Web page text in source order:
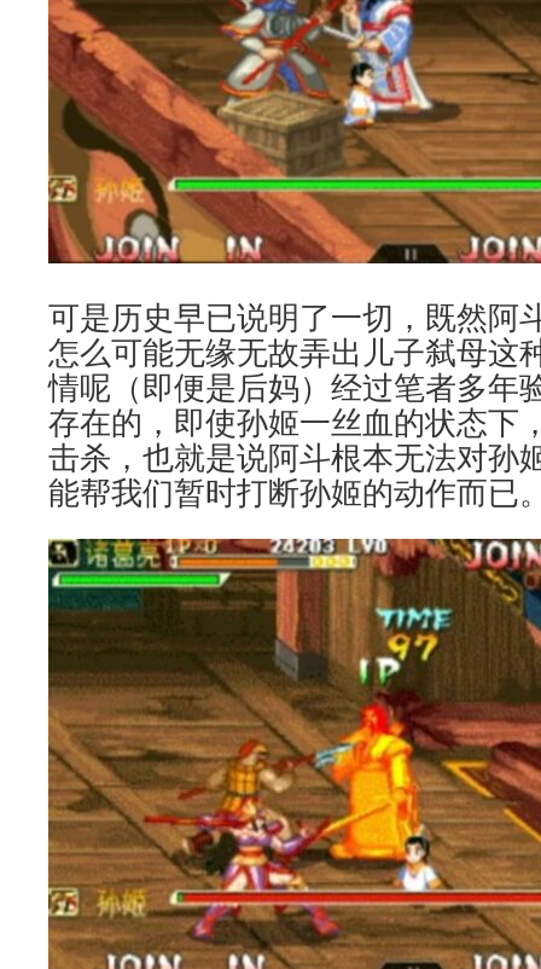
可是历史早已说明了一切，既然阿
怎么可能无缘无故弄出儿子弑母这
情呢（即便是后妈）经过笔者多年
存在的，即使孙姬一丝血的状态下
击杀，也就是说阿斗根本无法对孙
能帮我们暂时打断孙姬的动作而已